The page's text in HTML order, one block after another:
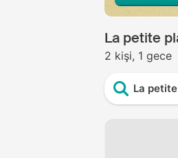
La petite
2 kişi 1 gece
La